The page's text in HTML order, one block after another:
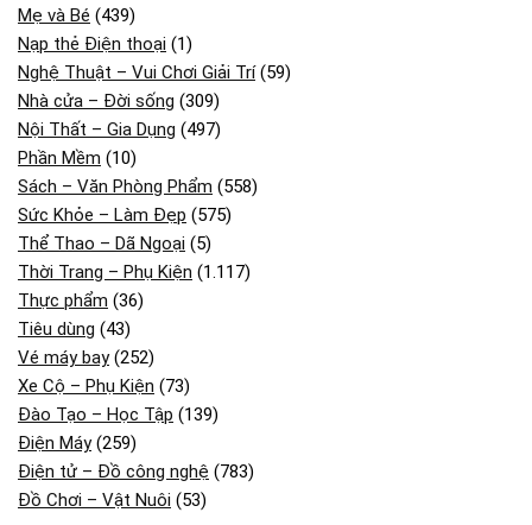
Mẹ và Bé (439)
Nạp thẻ Điện thoại (1)
Nghệ Thuật – Vui Chơi Giải Trí(59)
Nhà cửa – Đời sống (309)
Nội Thất – Gia Dụng (497)
Phần Mềm (10)
Sách – Văn Phòng Phẩm (558)
Sức Khỏe – Làm Đẹp (575)
Thể Thao – Dã Ngoại (5)
Thời Trang – Phụ Kiện (1.117)
Thực phẩm (36)
Tiêu dùng (43)
Vé máy bay(252)
Xe Cộ – Phụ Kiện (73)
Đào Tạo – Học Tập (139)
Điện Máy(259)
Điện tử – Đồ công nghệ (783)
Đồ Chơi – Vật Nuôi (53)